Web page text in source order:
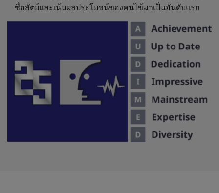
ซื่อสัตย์และเน้นผลประโยชน์ของคนไข้มาเป็นอันดับแรก